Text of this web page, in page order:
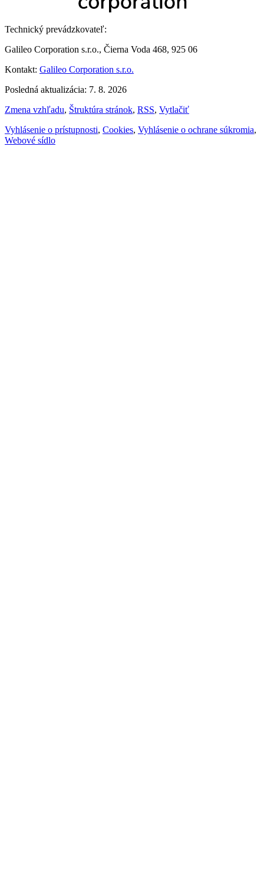
Technický prevádzkovateľ:
Galileo Corporation s.r.o., Čierna Voda 468, 925 06
Kontakt: Galileo Corporation s.r.o.
Posledná aktualizácia: 7. 8. 2026
Zmena vzhľadu, Štruktúra stránok, RSS, Vytlačiť
Vyhlásenie o prístupnosti, Cookies, Vyhlásenie o ochrane súkromia,
Webové sídlo